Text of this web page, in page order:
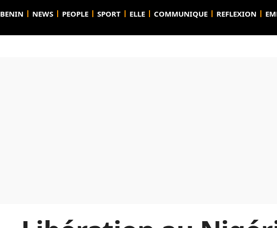
BENIN NEWS PEOPLE SPORT ELLE COMMUNIQUE REFLEXION